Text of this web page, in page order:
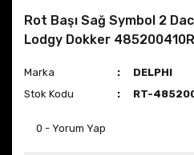
Rot Başı Sağ Symbol 2
Lodgy Dokker 485200410R
Marka
DELPHI
Stok Kodu
RT-
0 - Yorum Yap